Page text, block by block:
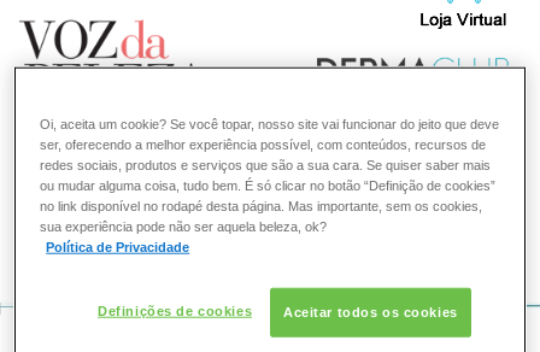
COMO POSSO AJUDAR? DÚVIDAS SOBRE:
SKINCEUTICALS SOLAR
Oi, aceita um cookie? Se você topar, nosso site vai funcionar do jeito que deve
ser, oferecendo a melhor experiência possível, com conteúdos, recursos de
redes sociais, produtos e serviços que são a sua cara. Se quiser saber mais
ou mudar alguma coisa, tudo bem. É só clicar no botão “Definição de cookies”
no link disponível no rodapé desta página. Mas importante, sem os cookies,
sua experiência pode não ser aquela beleza, ok?
Política de Privacidade
Definições de cookies Aceitar todos os cookies